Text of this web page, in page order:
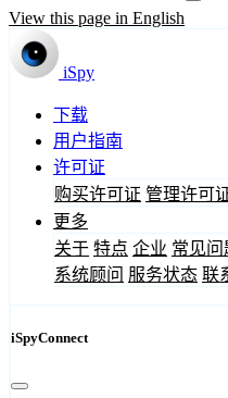
View this page in English
iSpy
下载
用户指南
许可证
购买许可证 管理许可
更多
关于 特点 企业 常见
系统顾问 服务状态 联
iSpyConnect